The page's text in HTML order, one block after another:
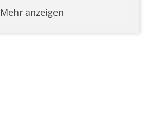
Mehr anzeigen